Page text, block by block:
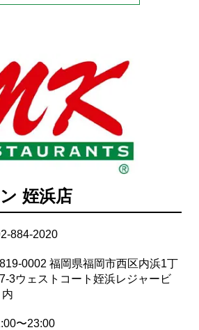
姪浜店
884-2020
0002 福岡県福岡市西区内浜1丁
3ウェストコート姪浜レジャービ
内
〜23:00